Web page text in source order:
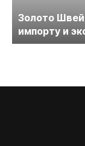
Золото
импорту и